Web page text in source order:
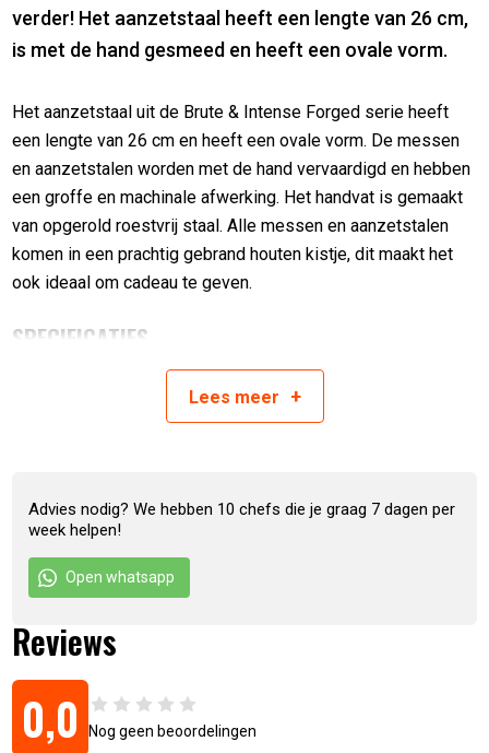
verder! Het aanzetstaal heeft een lengte van 26 cm,
is met de hand gesmeed en heeft een ovale vorm.
Het aanzetstaal uit de Brute & Intense Forged serie heeft
een lengte van 26 cm en heeft een ovale vorm. De messen
en aanzetstalen worden met de hand vervaardigd en hebben
een groffe en machinale afwerking. Het handvat is gemaakt
van opgerold roestvrij staal. Alle messen en aanzetstalen
komen in een prachtig gebrand houten kistje, dit maakt het
ook ideaal om cadeau te geven.
SPECIFICATIES
Artikelnummer:
Lees meer +
Advies nodig? We hebben 10 chefs die je graag 7 dagen per
week helpen!
Open whatsapp
Reviews
0,0 Nog geen beoordelingen